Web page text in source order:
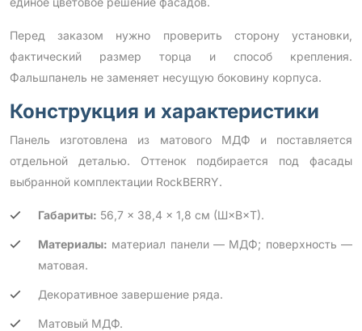
Перед заказом нужно проверить сторону установки,
фактический размер торца и способ крепления.
Фальшпанель не заменяет несущую боковину корпуса.
Конструкция и характеристики
Панель изготовлена из матового МДФ и поставляется
отдельной деталью. Оттенок подбирается под фасады
выбранной комплектации RockBERRY.
Габариты: 56,7 × 38,4 × 1,8 см (Ш×В×Т).
Материалы: материал панели — МДФ; поверхность —
матовая.
Декоративное завершение ряда.
Матовый МДФ.